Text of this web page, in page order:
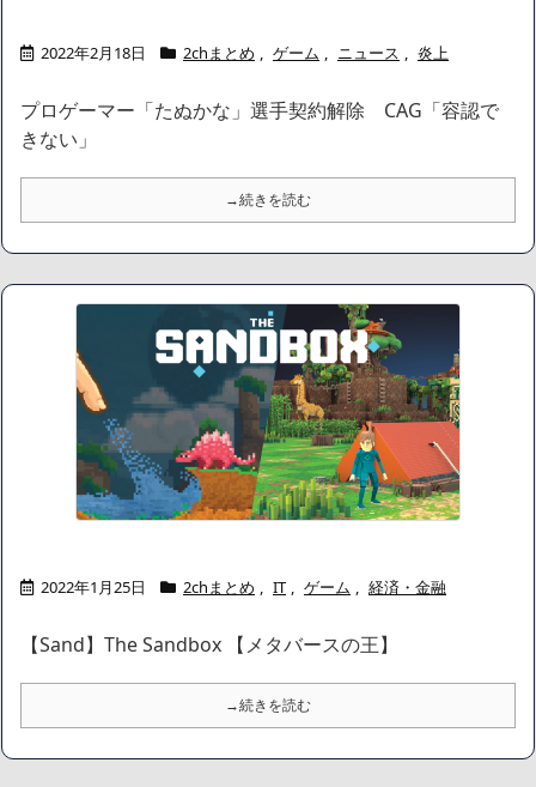
2022年2月18日 2chまとめ , ゲーム , ニュース , 炎上
プロゲーマー「たぬかな」選手契約解除 CAG「容認で
きない」
→続きを読む
2022年1月25日 2chまとめ , IT , ゲーム , 経済・金融
【Sand】The Sandbox 【メタバースの王】
→続きを読む